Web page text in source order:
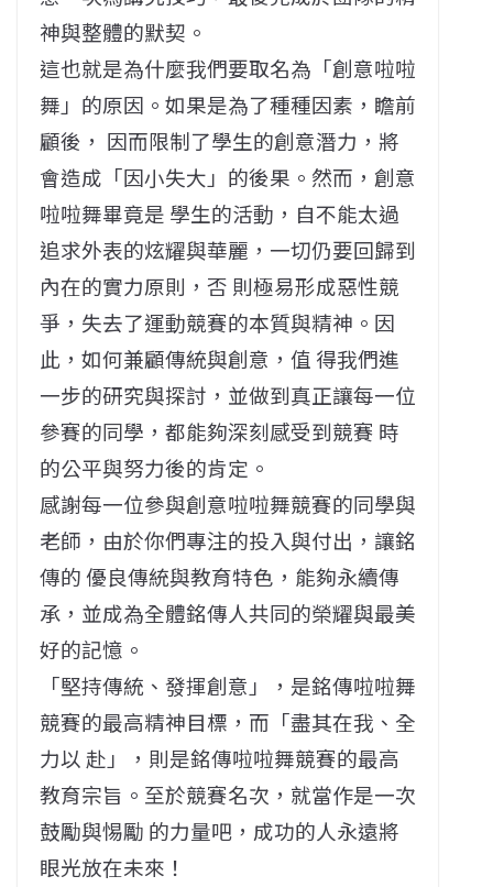
神與整體的默契。
這也就是為什麼我們要取名為「創意啦啦
舞」的原因。如果是為了種種因素，瞻前
顧後， 因而限制了學生的創意潛力，將
會造成「因小失大」的後果。然而，創意
啦啦舞畢竟是 學生的活動，自不能太過
追求外表的炫耀與華麗，一切仍要回歸到
內在的實力原則，否 則極易形成惡性競
爭，失去了運動競賽的本質與精神。因
此，如何兼顧傳統與創意，值 得我們進
一步的研究與探討，並做到真正讓每一位
參賽的同學，都能夠深刻感受到競賽 時
的公平與努力後的肯定。
感謝每一位參與創意啦啦舞競賽的同學與
老師，由於你們專注的投入與付出，讓銘
傳的 優良傳統與教育特色，能夠永續傳
承，並成為全體銘傳人共同的榮耀與最美
好的記憶。
「堅持傳統、發揮創意」，是銘傳啦啦舞
競賽的最高精神目標，而「盡其在我、全
力以 赴」，則是銘傳啦啦舞競賽的最高
教育宗旨。至於競賽名次，就當作是一次
鼓勵與惕勵 的力量吧，成功的人永遠將
眼光放在未來！